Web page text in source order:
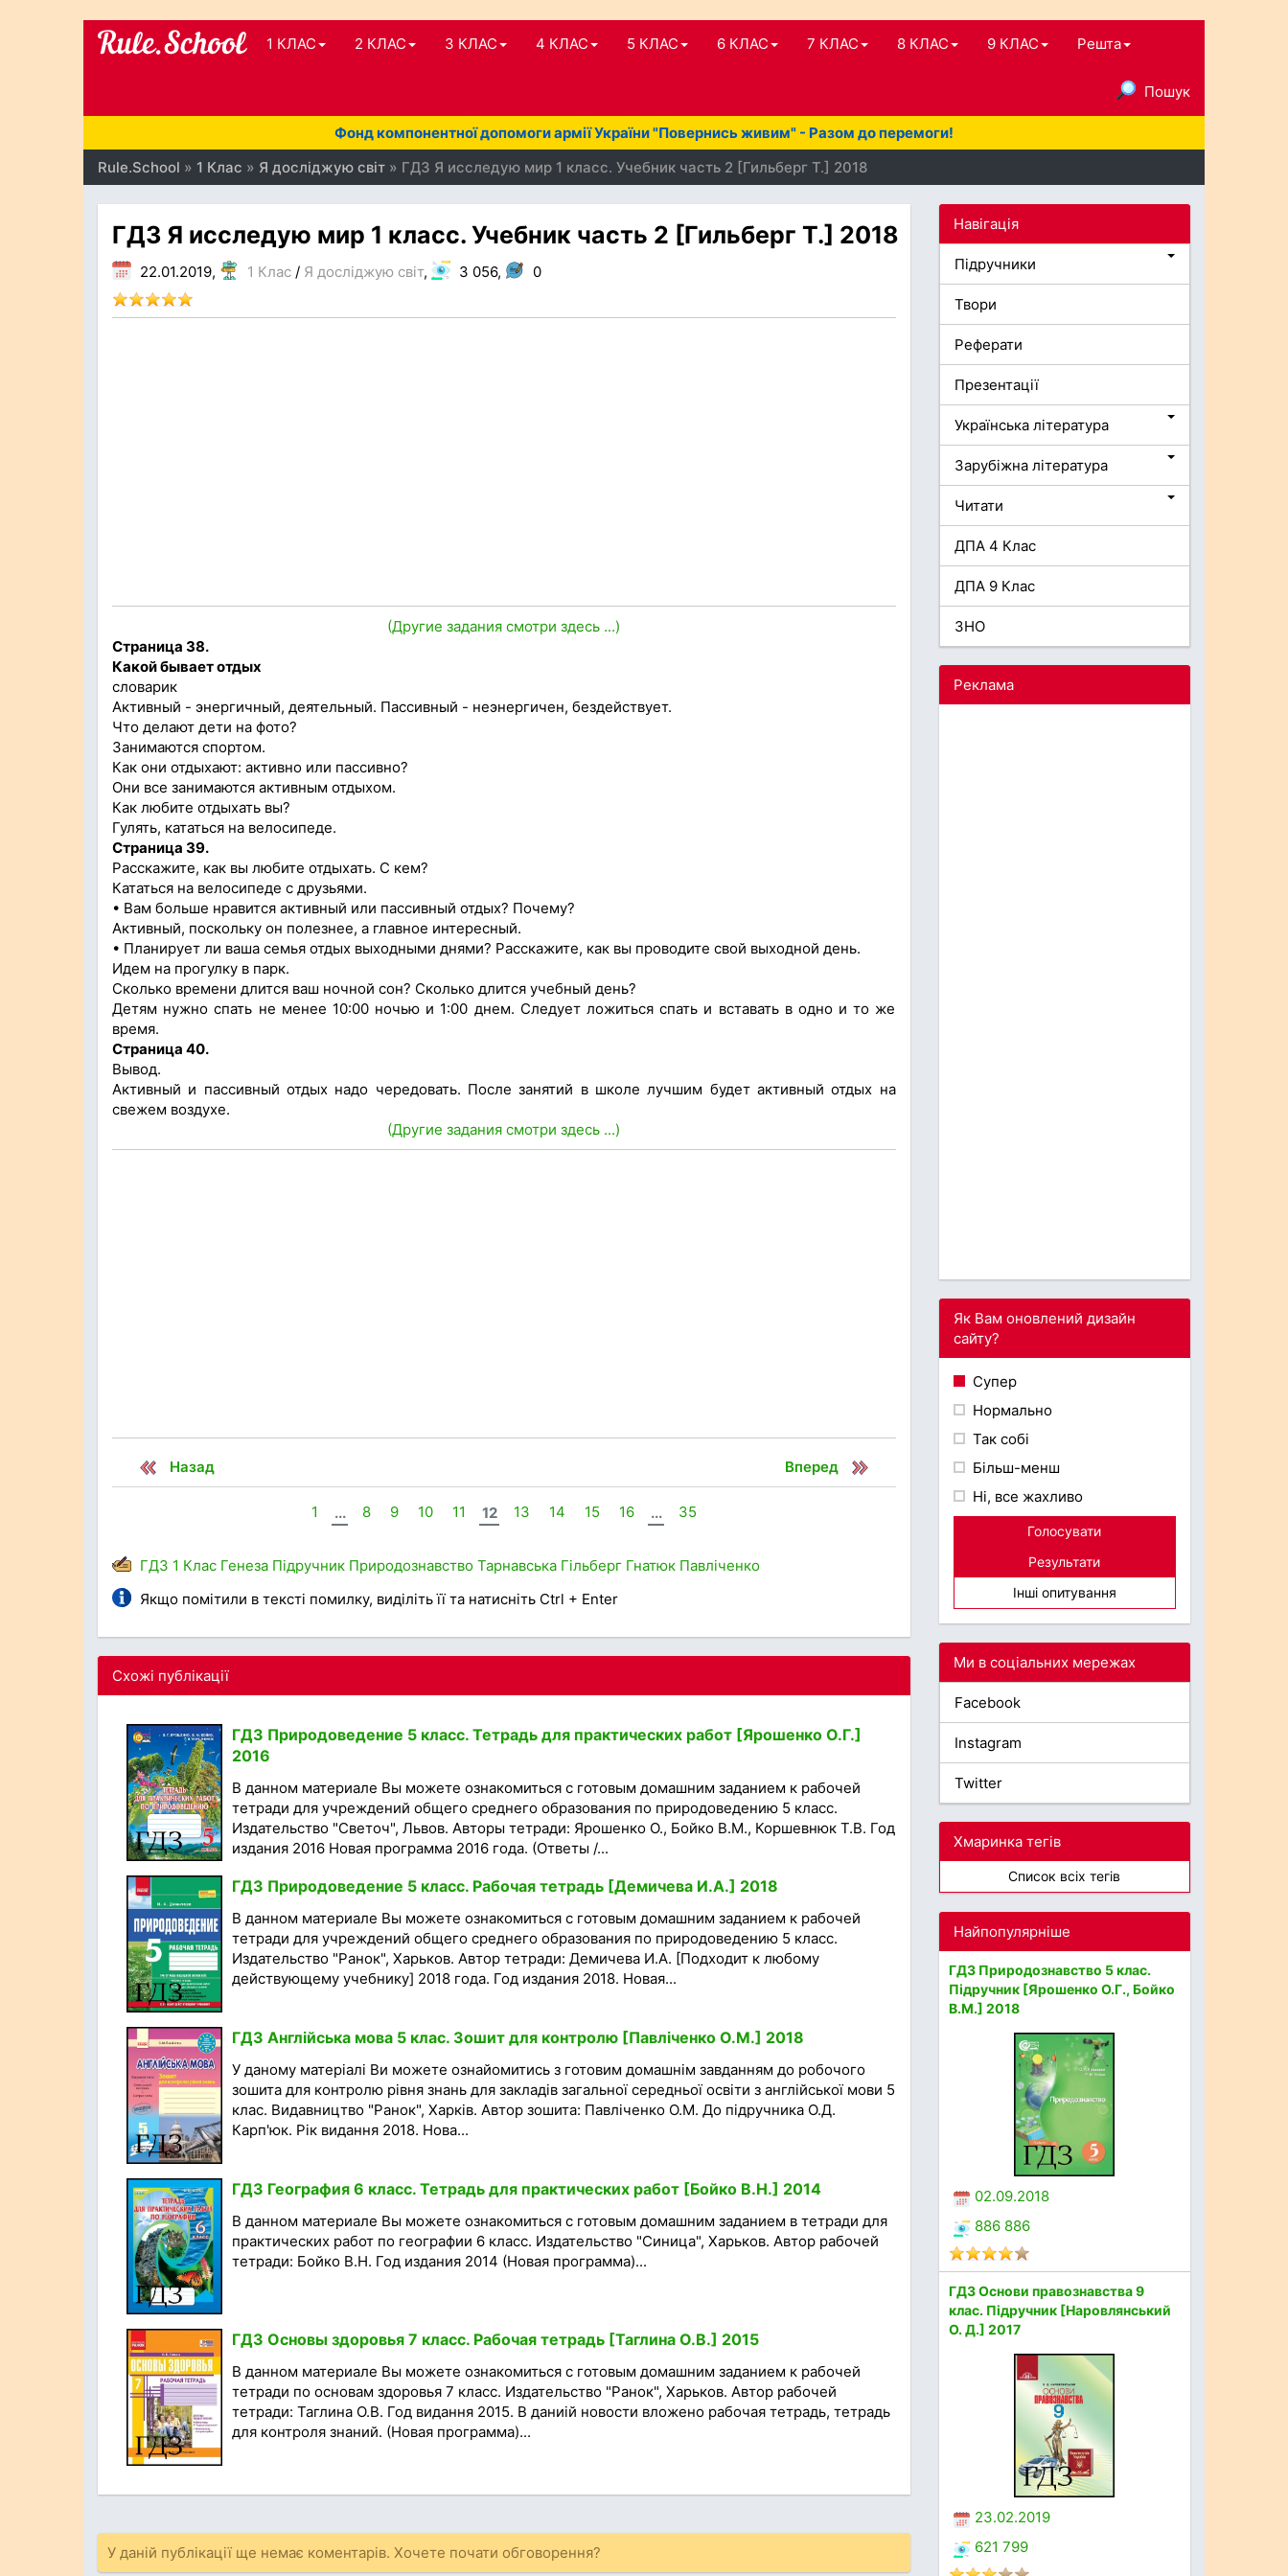
1 КЛАС 2 КЛАС 3 КЛАС 4 КЛАС 5 КЛАС 6 КЛАС 7 КЛАС 8 КЛАС 9 КЛАС Решта
Пошук
Фонд компонентної допомоги армії України "Повернись живим" - Разом до перемоги!
Rule.School » 1 Клас » Я досліджую світ » ГДЗ Я исследую мир 1 класс. Учебник часть 2 [Гильберг Т.] 2018
ГДЗ Я исследую мир 1 класс. Учебник часть 2 [Гильберг Т.] 2018
22.01.2019, 1 Клас / Я досліджую світ, 3 056, 0
(Другие задания смотри здесь ...)
Страница 38.
Какой бывает отдых
словарик
Активный - энергичный, деятельный. Пассивный - неэнергичен, бездействует.
Что делают дети на фото?
Занимаются спортом.
Как они отдыхают: активно или пассивно?
Они все занимаются активным отдыхом.
Как любите отдыхать вы?
Гулять, кататься на велосипеде.
Страница 39.
Расскажите, как вы любите отдыхать. С кем?
Кататься на велосипеде с друзьями.
• Вам больше нравится активный или пассивный отдых? Почему?
Активный, поскольку он полезнее, а главное интересный.
• Планирует ли ваша семья отдых выходными днями? Расскажите, как вы проводите свой выходной день.
Идем на прогулку в парк.
Сколько времени длится ваш ночной сон? Сколько длится учебный день?
Детям нужно спать не менее 10:00 ночью и 1:00 днем. Следует ложиться спать и вставать в одно и то же
время.
Страница 40.
Вывод.
Активный и пассивный отдых надо чередовать. После занятий в школе лучшим будет активный отдых на
свежем воздухе.
(Другие задания смотри здесь ...)
Назад Вперед
1 ... 8 9 10 11 12 13 14 15 16 ... 35
ГДЗ 1 Клас Генеза Підручник Природознавство Тарнавська Гільберг Гнатюк Павліченко
Якщо помітили в тексті помилку, виділіть її та натисніть Ctrl + Enter
Схожі публікації
ГДЗ Природоведение 5 класс. Тетрадь для практических работ [Ярошенко О.Г.]
2016
В данном материале Вы можете ознакомиться с готовым домашним заданием к рабочей
тетради для учреждений общего среднего образования по природоведению 5 класс.
Издательство "Светоч", Львов. Авторы тетради: Ярошенко О., Бойко В.М., Коршевнюк Т.В. Год
издания 2016 Новая программа 2016 года. (Ответы /...
ГДЗ Природоведение 5 класс. Рабочая тетрадь [Демичева И.А.] 2018
В данном материале Вы можете ознакомиться с готовым домашним заданием к рабочей
тетради для учреждений общего среднего образования по природоведению 5 класс.
Издательство "Ранок", Харьков. Автор тетради: Демичева И.А. [Подходит к любому
действующему учебнику] 2018 года. Год издания 2018. Новая...
ГДЗ Англійська мова 5 клас. Зошит для контролю [Павліченко О.М.] 2018
У даному матеріалі Ви можете ознайомитись з готовим домашнім завданням до робочого
зошита для контролю рівня знань для закладів загальної середньої освіти з англійської мови 5
клас. Видавництво "Ранок", Харків. Автор зошита: Павліченко О.М. До підручника О.Д.
Карп'юк. Рік видання 2018. Нова...
ГДЗ География 6 класс. Тетрадь для практических работ [Бойко В.Н.] 2014
В данном материале Вы можете ознакомиться с готовым домашним заданием в тетради для
практических работ по географии 6 класс. Издательство "Синица", Харьков. Автор рабочей
тетради: Бойко В.Н. Год издания 2014 (Новая программа)...
ГДЗ Основы здоровья 7 класс. Рабочая тетрадь [Таглина О.В.] 2015
В данном материале Вы можете ознакомиться с готовым домашним заданием к рабочей
тетради по основам здоровья 7 класс. Издательство "Ранок", Харьков. Автор рабочей
тетради: Таглина О.В. Год видання 2015. В даниій новости вложено рабочая тетрадь, тетрадь
для контроля знаний. (Новая программа)...
У даній публікації ще немає коментарів. Хочете почати обговорення?
Навігація
Підручники
Твори
Реферати
Презентації
Українська література
Зарубіжна література
Читати
ДПА 4 Клас
ДПА 9 Клас
ЗНО
Реклама
Як Вам оновлений дизайн
сайту?
Супер
Нормально
Так собі
Більш-менш
Ні, все жахливо
Голосувати
Результати
Інші опитування
Ми в соціальних мережах
Facebook
Instagram
Twitter
Хмаринка тегів
Список всіх тегів
Найпопулярніше
ГДЗ Природознавство 5 клас.
Підручник [Ярошенко О.Г., Бойко
В.М.] 2018
02.09.2018
886 886
ГДЗ Основи правознавства 9
клас. Підручник [Наровлянський
О. Д.] 2017
23.02.2019
621 799